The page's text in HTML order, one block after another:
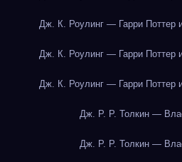
Дж. К. Роулинг — Гарри Поттер
Дж. К. Роулинг — Гарри Поттер
Дж. К. Роулинг — Гарри Поттер
Дж. Р. Р. Толкин —
Дж. Р. Р. Толкин —